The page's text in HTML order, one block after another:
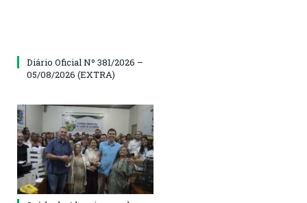
Diário Oficial Nº 381/2026 –
05/08/2026 (EXTRA)